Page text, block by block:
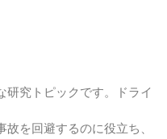
研究トピックです。ドライ
を回避するのに役立ち、